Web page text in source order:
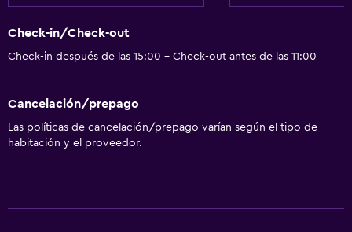
Check-in/Check-out
Check-in después de las 15:00 - Check-out antes de las 11:00
Cancelación/prepago
Las políticas de cancelación/prepago varían según el tipo de
habitación y el proveedor.